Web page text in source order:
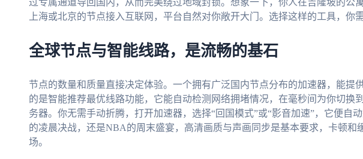
过专属通道导回国内，从而完美绕过地域封锁。想象一下，你人在吉隆坡的公
上海或北京的节点接入互联网，平台自然对你敞开大门。选择这样的工具，你
全球节点与智能线路，是流畅的基石
节点的数量和质量直接决定体验。一个拥有广泛国内节点分布的加速器，能提
的是智能推荐最优线路功能，它能自动检测网络拥堵情况，在毫秒间为你切换
务器。你无需手动折腾，打开加速器，选择“回国模式”或“影音加速”，它便自
的凌晨决战，还是NBA的周末盛宴，高清画质与声画同步是基本要求，卡顿和
场。